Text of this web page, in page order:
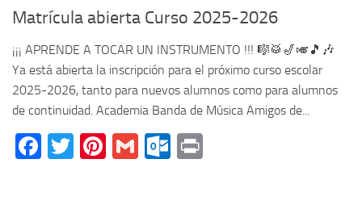
Matrícula abierta Curso 2025-2026
¡¡¡ APRENDE A TOCAR UN INSTRUMENTO !!! 🎼🥁🎷🎺🎵🎶
Ya está abierta la inscripción para el próximo curso escolar
2025-2026, tanto para nuevos alumnos como para alumnos
de continuidad. Academia Banda de Música Amigos de...
Facebook
TwitterPinterest
GmailOutlook.com